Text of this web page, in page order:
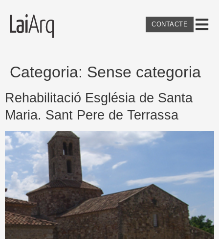
CONTACTE
Categoria: Sense categoria
Rehabilitació Església de Santa
Maria. Sant Pere de Terrassa